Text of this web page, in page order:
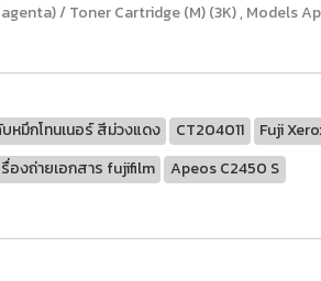
/ Toner Cartridge (M) (3K) , Models
หมึกโทนเนอร์ สีม่วงแดง CT204011 Fuji
องถ่ายเอกสาร fujifilm Apeos C2450 S